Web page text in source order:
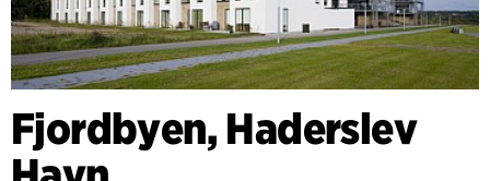
Fjordbyen, Haderslev